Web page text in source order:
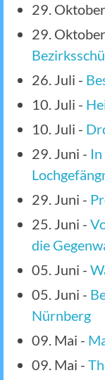
29. Oktober
29. Oktober
26. Juli -
10. Juli -
10. Juli -
29. Juni -
29. Juni -
25. Juni -
die
05. Juni -
05. Juni -
Nürnberg
09. Mai -
09. Mai -